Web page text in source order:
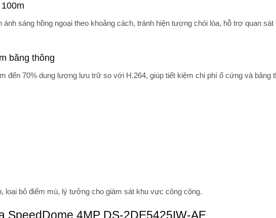
ánh sáng hồng ngoại theo khoảng cách, tránh hiện tượng chói lóa, hỗ trợ quan sát
băng thông
đến 70% dung lượng lưu trữ so với H.264, giúp tiết kiệm chi phí ổ cứng và băng
loại bỏ điểm mù, lý tưởng cho giám sát khu vực công cộng.
SpeedDome 4MP DS-2DE5425IW-AE